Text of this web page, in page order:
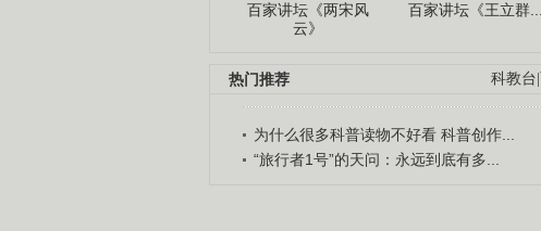
百家讲坛《两宋风
云》
百家讲坛《王立群...
科教台
热门推荐
为什么很多科普读物不好看 科普创作...
“旅行者1号”的天问：永远到底有多...